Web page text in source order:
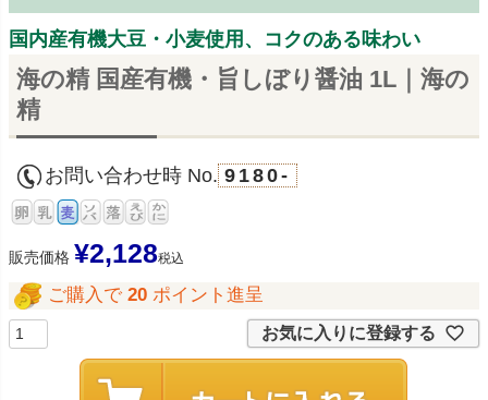
国内産有機大豆・小麦使用、コクのある味わい
海の精 国産有機・旨しぼり醤油 1L｜海の
精
お問い合わせ時 No. 9180-
販売価格 ¥2,128税込
ご購入で 20 ポイント進呈
お気に入りに登録する